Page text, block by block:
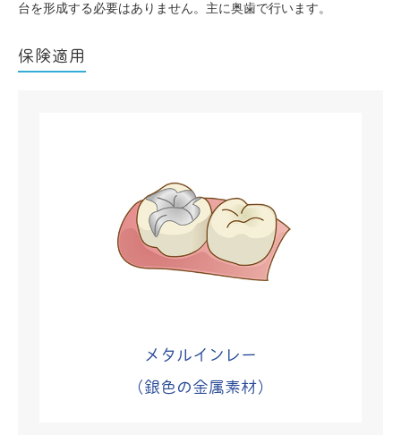
台を形成する必要はありません。主に奥歯で行います。
保険適用
メタルインレー
（銀色の金属素材）